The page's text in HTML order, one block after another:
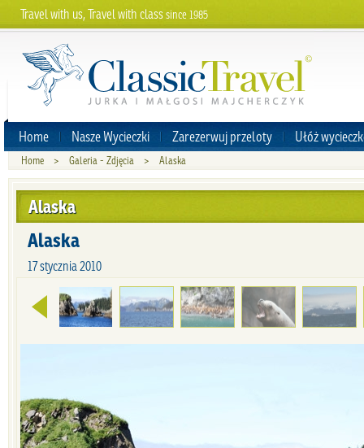
Travel with us, Travel with classsince 1985
Home Nasze Wycieczki Zarezerwuj przeloty Ułóż
Home > Galeria - Zdjęcia > Alaska
Alaska
Alaska
17 stycznia 2010